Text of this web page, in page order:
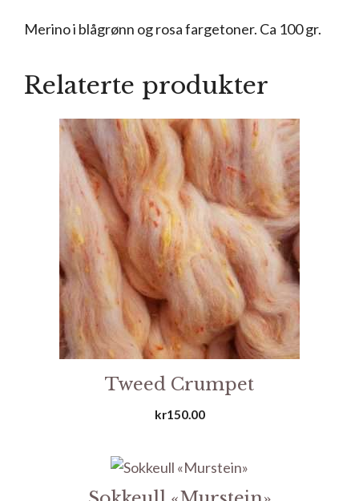
Merino i blågrønn og rosa fargetoner. Ca 100 gr.
Relaterte produkter
Tweed Crumpet
kr150.00